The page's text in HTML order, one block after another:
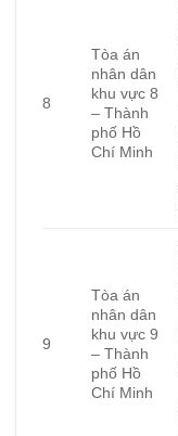
8
Tòa án
nhân dân
khu vực 8
– Thành
phố Hồ
Chí Minh
9
Tòa án
nhân dân
khu vực 9
– Thành
phố Hồ
Chí Minh